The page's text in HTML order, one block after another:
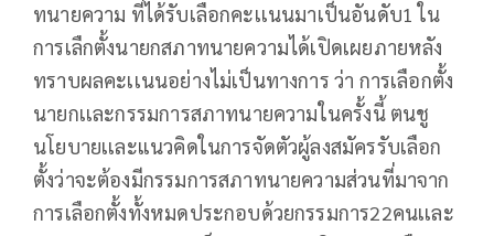
ทนายความ ที่ได้รับเลือกคะเเนนมาเป็นอันดับ1 ใน
การเลืกตั้งนายกสภาทนายความได้เปิดเผยภายหลัง
ทราบผลคะเเนนอย่างไม่เป็นทางการ ว่า การเลือกตั้ง
นายกเเละกรรมการสภาทนายความในครั้งนี้ ตนชู
นโยบายเเละแนวคิดในการจัดตัวผู้ลงสมัครรับเลือก
ตั้งว่าจะต้องมีกรรมการสภาทนายความส่วนที่มาจาก
การเลือกตั้งทั้งหมดประกอบด้วยกรรมการ22คนเเละ